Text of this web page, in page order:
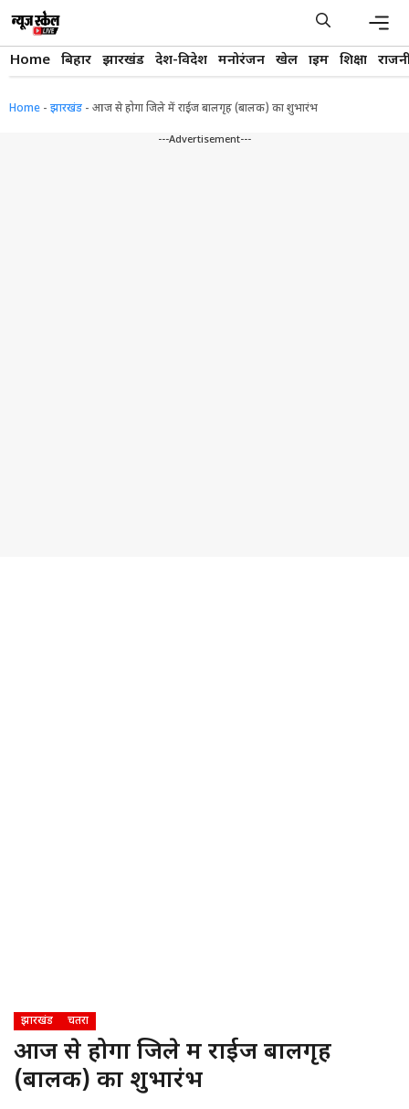
content
Home बिहार झारखंड देश-विदेश मनोरंजन खेल क्राइम शिक्षा
Home - झारखंड - आज से होगा जिले में राईज बालगृह (बालक) का शुभारंभ
---Advertisement---
झारखंड चतरा
आज से होगा जिले में राईज बालगृह
(बालक) का शुभारंभ